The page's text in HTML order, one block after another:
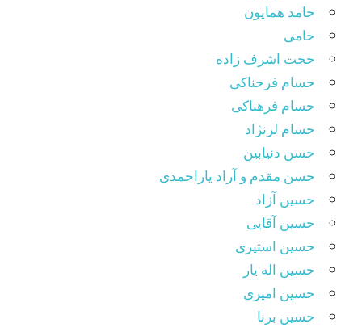
حامد همایون
حامی
حجت اشرف زاده
حسام فرحناکی
حسام فرهناکی
حسام لرنژاد
حسن دنیابین
حسن مقدم و آراد یاراحمدی
حسین آزاد
حسین آقایی
حسین استیری
حسین اله یار
حسین امیری
حسین برنا